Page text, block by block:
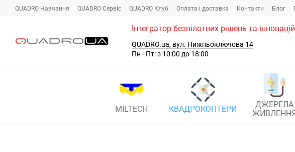
Перейти до основного контенту
QUADRO Навчання QUADRO Сервіc QUADRO Клуб Оплата і доставка Контакти Блог
Інтегратор безпілотних рішень та
QUADRO.ua, вул. Нижньоключова 14
Пн - Пт: з 10:00 до 18:00
MILTECH КВАДРОКОПТЕРИ
ДЖЕРЕЛА